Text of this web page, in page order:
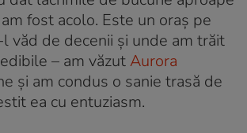
fost acolo. Este un oraș pe
l văd de decenii și unde am trăit
– am văzutAurora
și am condus o sanie trasă de
ea cu entuziasm.